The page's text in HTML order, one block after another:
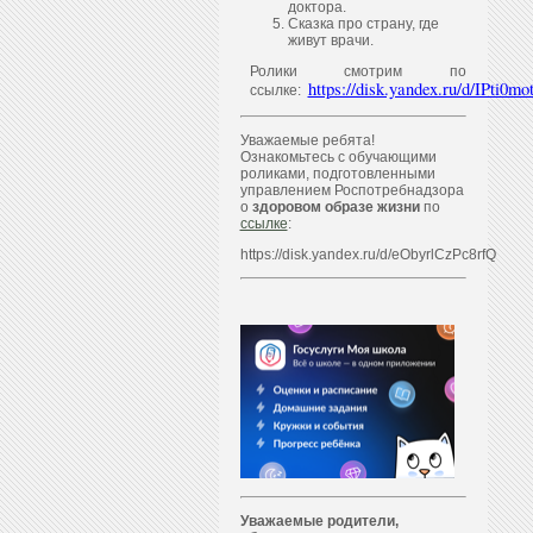
доктора.
Сказка про страну, где
живут врачи.
Ролики смотрим по
ссылке: https://disk.yandex.ru/d/
Уважаемые ребята!
Ознакомьтесь с обучающими
роликами, подготовленными
управлением Роспотребнадзора
о здоровом образе жизнипо
ссылке:
https://disk.yandex.ru/d/eObyrlCzPc8rfQ
Уважаемые родители,